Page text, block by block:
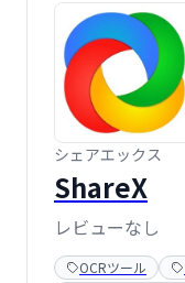
シェアエックス
ShareX
レビューなし
OCRツール